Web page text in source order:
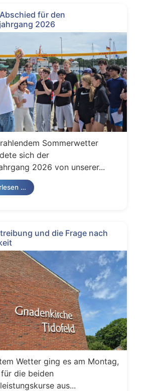
für den
2026
Sommerwetter
sich der
2026 von unserer...
…
und die Frage nach
Wetter ging es am Montag,
die beiden
aus...